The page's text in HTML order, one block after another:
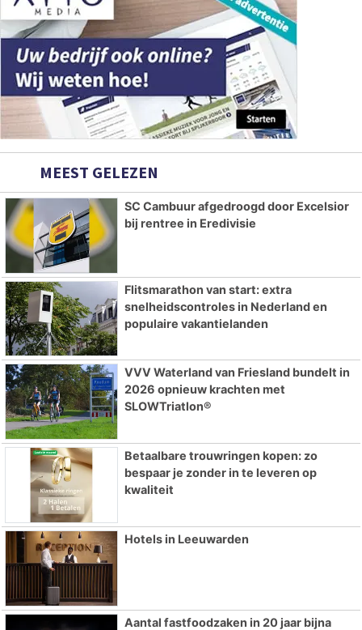
MEEST GELEZEN
SC Cambuur afgedroogd door Excelsior
bij rentree in Eredivisie
Flitsmarathon van start: extra
snelheidscontroles in Nederland en
populaire vakantielanden
VVV Waterland van Friesland bundelt in
2026 opnieuw krachten met
SLOWTriatlon®
Betaalbare trouwringen kopen: zo
bespaar je zonder in te leveren op
kwaliteit
Hotels in Leeuwarden
Aantal fastfoodzaken in 20 jaar bijna